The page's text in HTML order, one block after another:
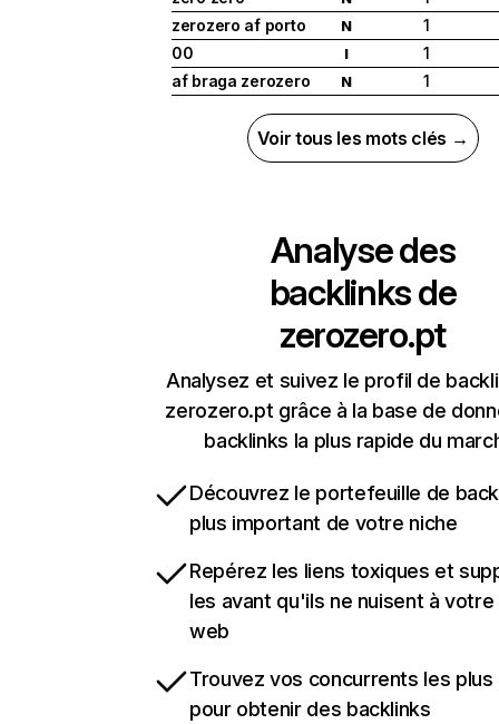
zerozero af porto
N
1
00
I
1
af braga zerozero
N 1
Voir tous les mots clés →
Analyse des
backlinks de
zerozero.pt
Analysez et suivez le profil de
zerozero.pt grâce à la base de
backlinks la plus rapide du
Découvrez le portefeuille de
plus important de votre niche
Repérez les liens toxiques et
les avant qu'ils ne nuisent à
web
Trouvez vos concurrents les
pour obtenir des backlinks